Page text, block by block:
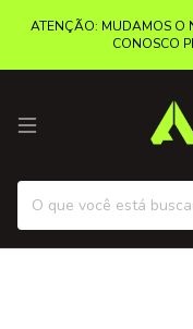
ATENÇÃO: MUDAMOS O
CONOSCO